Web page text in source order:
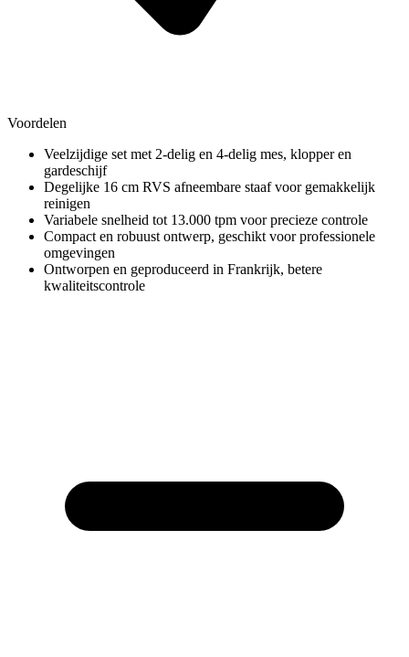
Voordelen
Veelzijdige set met 2-delig en 4-delig mes, klopper en
gardeschijf
Degelijke 16 cm RVS afneembare staaf voor gemakkelijk
reinigen
Variabele snelheid tot 13.000 tpm voor precieze controle
Compact en robuust ontwerp, geschikt voor professionele
omgevingen
Ontworpen en geproduceerd in Frankrijk, betere
kwaliteitscontrole